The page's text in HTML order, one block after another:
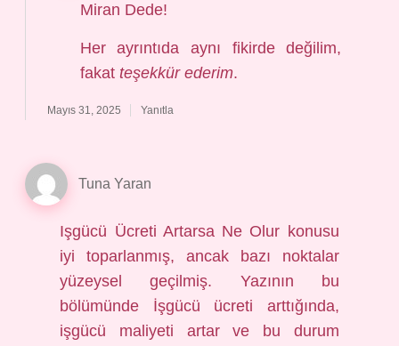
Miran Dede!
Her ayrıntıda aynı fikirde değilim,
fakat teşekkür ederim.
Mayıs 31, 2025 Yanıtla
Tuna Yaran
Işgücü Ücreti Artarsa Ne Olur konusu
iyi toparlanmış, ancak bazı noktalar
yüzeysel geçilmiş. Yazının bu
bölümünde İşgücü ücreti arttığında,
işgücü maliyeti artar ve bu durum